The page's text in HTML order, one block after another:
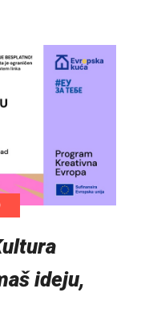
ideju,